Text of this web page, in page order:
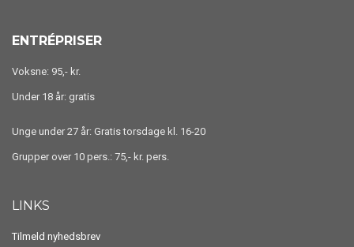
ENTRÉPRISER
Voksne: 95,- kr.
Under 18 år: gratis
Unge under 27 år: Gratis torsdage kl. 16-20
Grupper over 10 pers.: 75,- kr. pers.
LINKS
Tilmeld nyhedsbrev